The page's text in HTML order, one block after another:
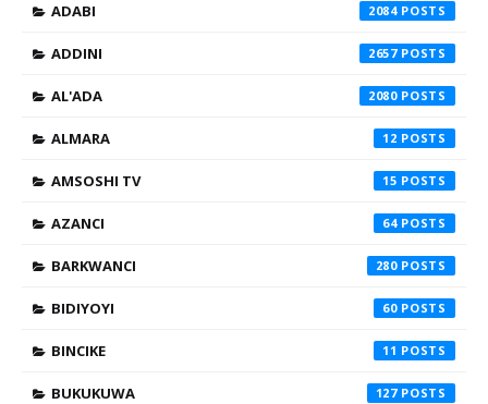
ADABI 2084
ADDINI 2657
AL'ADA 2080
ALMARA 12
AMSOSHI TV 15
AZANCI 64
BARKWANCI 280
BIDIYOYI 60
BINCIKE 11
BUKUKUWA 127